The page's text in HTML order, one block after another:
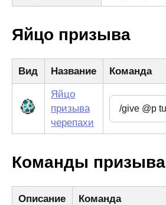
Яйцо призыва
Вид Название Команда
Яйцо
призыва
черепахи
Команды призыва
Описание Команда